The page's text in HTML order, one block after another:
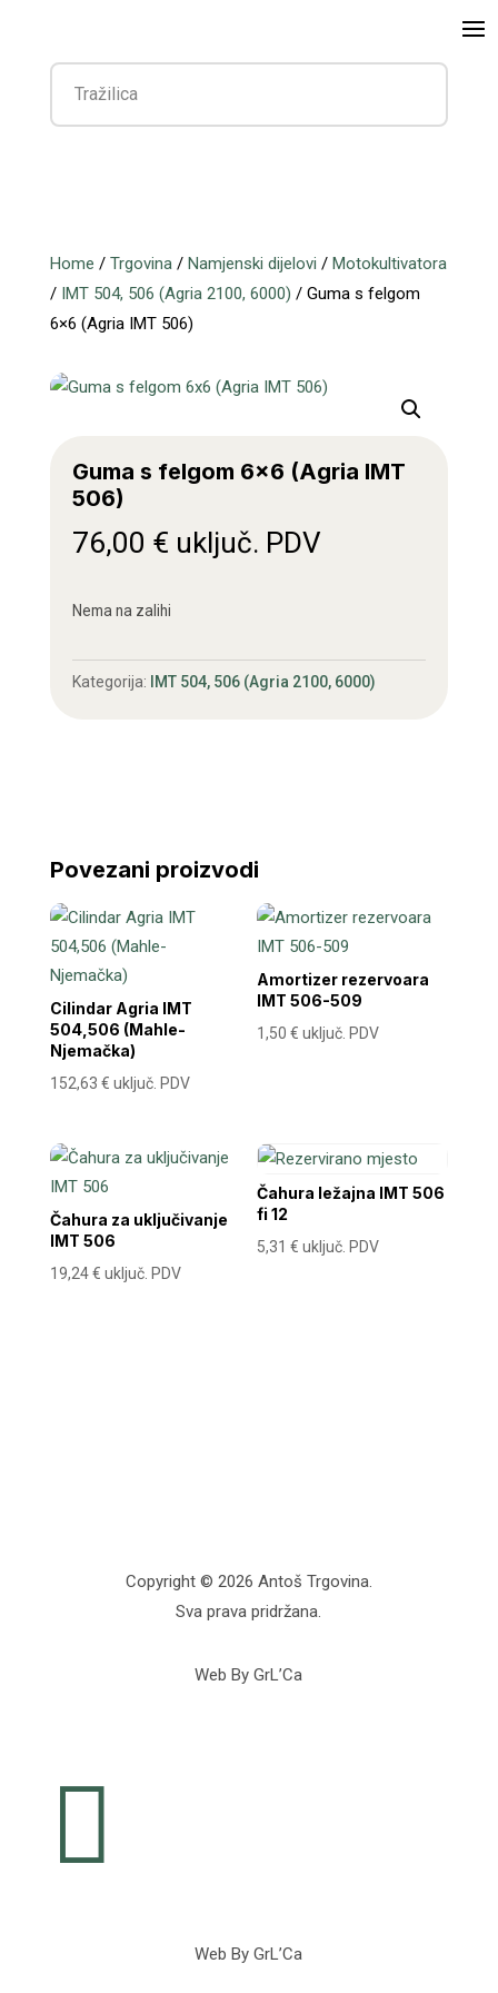
Home / Trgovina/ Namjenski dijelovi / Motokultivatora
/ IMT 504, 506 (Agria 2100, 6000) / Guma s felgom
6×6 (Agria IMT 506)
Guma s felgom 6×6 (Agria IMT
506)
76,00 € uključ. PDV
Nema na zalihi
Kategorija: IMT 504, 506 (Agria 2100, 6000)
Povezani proizvodi
Cilindar Agria IMT
504,506 (Mahle-
Njemačka)
152,63 € uključ. PDV
Amortizer rezervoara
IMT 506-509
1,50€ uključ. PDV
Čahura za uključivanje
IMT 506
19,24€ uključ. PDV
Čahura ležajna IMT 506
fi 12
5,31€ uključ. PDV
Copyright © 2026 Antoš Trgovina.
Sva prava pridržana.
Web By GrL’Ca

Web By GrL’Ca